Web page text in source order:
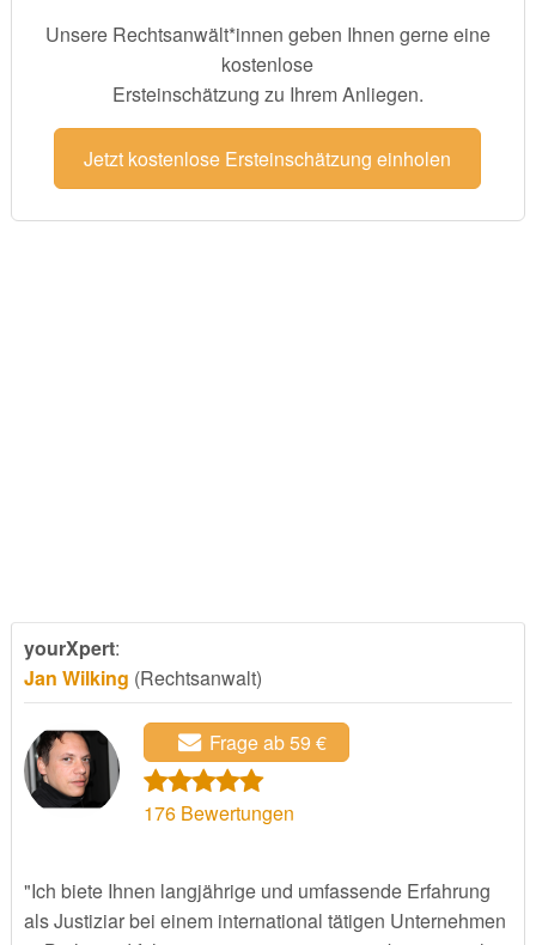
Unsere Rechtsanwält*innen geben Ihnen gerne eine
kostenlose
Ersteinschätzung zu Ihrem Anliegen.
Jetzt kostenlose Ersteinschätzung einholen
yourXpert:
Jan Wilking (Rechtsanwalt)
Frage ab 59 €
176Bewertungen
"Ich biete Ihnen langjährige und umfassende Erfahrung
als Justiziar bei einem international tätigen Unternehmen